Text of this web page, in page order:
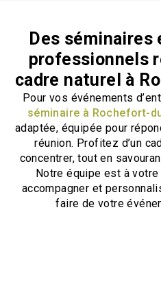
Des
professionnels
cadre naturel à
Pour vos événements
séminaire à Rochefort-
adaptée, équipée pour
réunion. Profitez d’un
concentrer, tout en
Notre équipe est à
accompagner et
faire de votre